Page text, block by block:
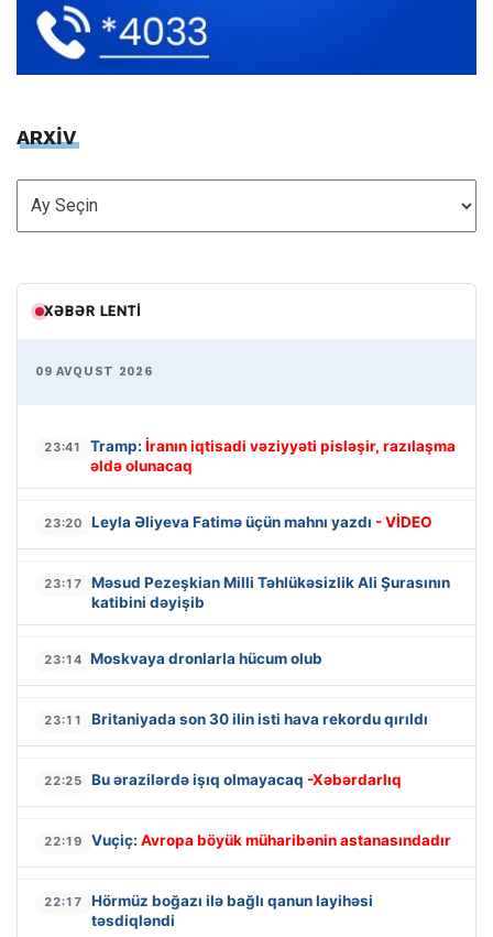
ARXİV
ARXİV
XƏBƏR LENTI
09 AVQUST 2026
23:41 Tramp: İranın iqtisadi vəziyyəti pisləşir, razılaşma
əldə olunacaq
23:20 Leyla Əliyeva Fatimə üçün mahnı yazdı - VİDEO
23:17
Məsud Pezeşkian Milli Təhlükəsizlik Ali Şurasının
katibini dəyişib
23:14 Moskvaya dronlarla hücum olub
23:11 Britaniyada son 30 ilin isti hava rekordu qırıldı
22:25 Bu ərazilərdə işıq olmayacaq -Xəbərdarlıq
22:19 Vuçiç: Avropa böyük müharibənin astanasındadır
22:17
Hörmüz boğazı ilə bağlı qanun layihəsi
təsdiqləndi